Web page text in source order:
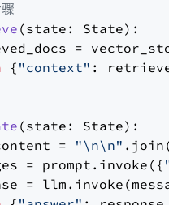
(state: State):
=
{ "context" :
(state: State):
=
"\n\n"
= prompt.invoke({
=